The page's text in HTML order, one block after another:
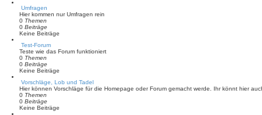
e
i
t
r
a
Umfragen
Hier kommen nur Umfragen rein
0 Themen
0 Beiträge
Keine Beiträge
Test-Forum
Teste wie das Forum funktioniert
0 Themen
0 Beiträge
Keine Beiträge
Vorschläge, Lob und Tadel
Hier können Vorschläge für die Homepage oder Forum gemacht werde. Ihr könnt hier
0 Themen
0 Beiträge
Keine Beiträge